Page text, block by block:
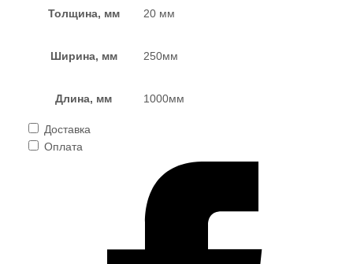
Толщина, мм 20 мм
Ширина, мм 250мм
Длина, мм 1000мм
Доставка
Оплата